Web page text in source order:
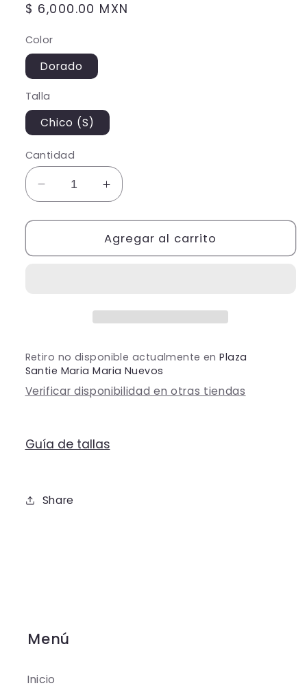
Precio
$ 6,000.00 MXN
Color
Dorado
Talla
Chico (S)
Cantidad
Reducir
cantidad
para
Nala
Aumentar
cantidad
para
XV
Nala
Agregar al carrito
Retiro no disponible actualmente enPlaza
Santie Maria Maria Nuevos
Verificar disponibilidad en otras tiendas
Guía de tallas
Share
Menú
Inicio